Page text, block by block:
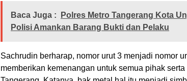
Baca Juga :
Polres Metro Tangerang Kota
Polisi Amankan Barang Bukti dan Pelaku
Sachrudin berharap, nomor urut 3 menjadi nomor
memberikan kemenangan untuk semua pihak